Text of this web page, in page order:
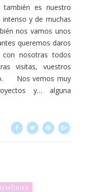
es nuestro
y de muchas
nos vamos unos
queremos daros
nosotras todos
visitas, vuestros
Nos vemos muy
y… alguna